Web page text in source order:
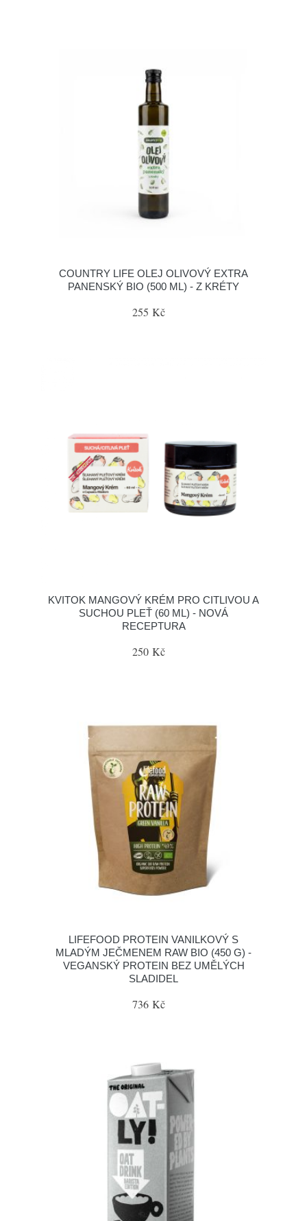
COUNTRY LIFE OLEJ OLIVOVÝ EXTRA
PANENSKÝ BIO (500 ML) - Z KRÉTY
255 Kč
KVITOK MANGOVÝ KRÉM PRO CITLIVOU A
SUCHOU PLEŤ (60 ML) - NOVÁ
RECEPTURA
250 Kč
LIFEFOOD PROTEIN VANILKOVÝ S
MLADÝM JEČMENEM RAW BIO (450 G) -
VEGANSKÝ PROTEIN BEZ UMĚLÝCH
SLADIDEL
736 Kč